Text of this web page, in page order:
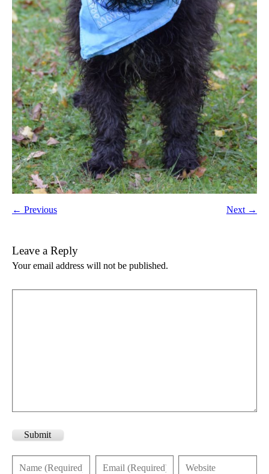
← Previous Next →
Leave a Reply
Your email address will not be published.
Submit